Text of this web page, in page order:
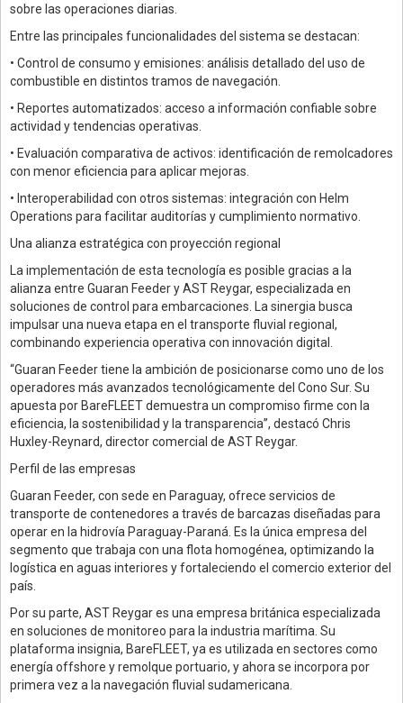
sobre las operaciones diarias.
Entre las principales funcionalidades del sistema se destacan:
• Control de consumo y emisiones: análisis detallado del uso de
combustible en distintos tramos de navegación.
• Reportes automatizados: acceso a información confiable sobre
actividad y tendencias operativas.
• Evaluación comparativa de activos: identificación de remolcadores
con menor eficiencia para aplicar mejoras.
• Interoperabilidad con otros sistemas: integración con Helm
Operations para facilitar auditorías y cumplimiento normativo.
Una alianza estratégica con proyección regional
La implementación de esta tecnología es posible gracias a la
alianza entre Guaran Feeder y AST Reygar, especializada en
soluciones de control para embarcaciones. La sinergia busca
impulsar una nueva etapa en el transporte fluvial regional,
combinando experiencia operativa con innovación digital.
“Guaran Feeder tiene la ambición de posicionarse como uno de los
operadores más avanzados tecnológicamente del Cono Sur. Su
apuesta por BareFLEET demuestra un compromiso firme con la
eficiencia, la sostenibilidad y la transparencia”, destacó Chris
Huxley-Reynard, director comercial de AST Reygar.
Perfil de las empresas
Guaran Feeder, con sede en Paraguay, ofrece servicios de
transporte de contenedores a través de barcazas diseñadas para
operar en la hidrovía Paraguay-Paraná. Es la única empresa del
segmento que trabaja con una flota homogénea, optimizando la
logística en aguas interiores y fortaleciendo el comercio exterior del
país.
Por su parte, AST Reygar es una empresa británica especializada
en soluciones de monitoreo para la industria marítima. Su
plataforma insignia, BareFLEET, ya es utilizada en sectores como
energía offshore y remolque portuario, y ahora se incorpora por
primera vez a la navegación fluvial sudamericana.